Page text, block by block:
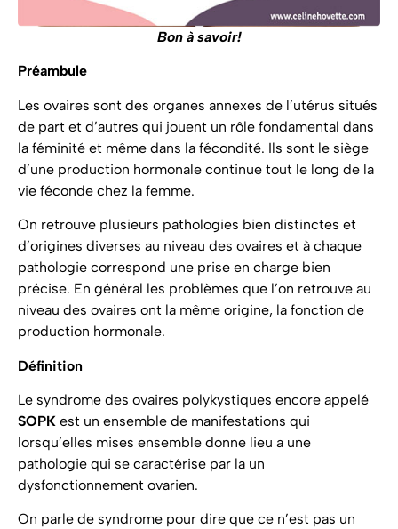
Bon à savoir!
Préambule
Les ovaires sont des organes annexes de l’utérus situés
de part et d’autres qui jouent un rôle fondamental dans
la féminité et même dans la fécondité. Ils sont le siège
d’une production hormonale continue tout le long de la
vie féconde chez la femme.
On retrouve plusieurs pathologies bien distinctes et
d’origines diverses au niveau des ovaires et à chaque
pathologie correspond une prise en charge bien
précise. En général les problèmes que l’on retrouve au
niveau des ovaires ont la même origine, la fonction de
production hormonale.
Définition
Le syndrome des ovaires polykystiques encore appelé
SOPK est un ensemble de manifestations qui
lorsqu’elles mises ensemble donne lieu a une
pathologie qui se caractérise par la un
dysfonctionnement ovarien.
On parle de syndrome pour dire que ce n’est pas un